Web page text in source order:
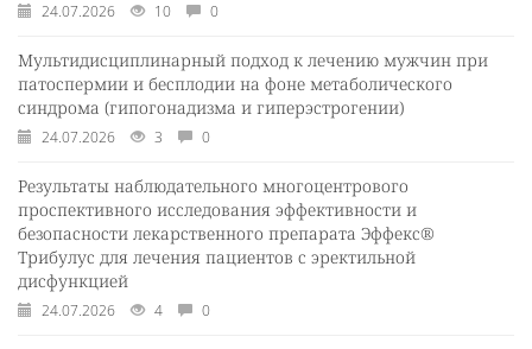
24.07.2026 10 0
Мультидисциплинарный подход к лечению мужчин при
патоспермии и бесплодии на фоне метаболического
синдрома (гипогонадизма и гиперэстрогении)
24.07.2026 3 0
Результаты наблюдательного многоцентрового
проспективного исследования эффективности и
безопасности лекарственного препарата Эффекс®
Трибулус для лечения пациентов с эректильной
дисфункцией
24.07.2026 4 0